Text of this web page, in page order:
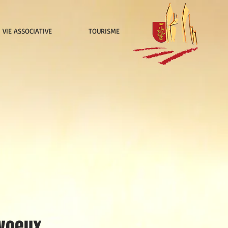
VIE ASSOCIATIVE TOURISME